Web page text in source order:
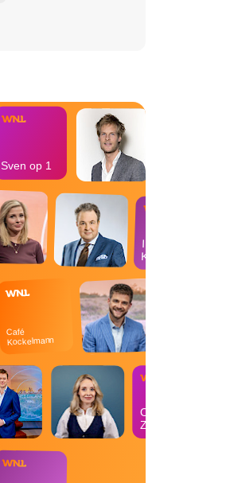
Op
Zondag
Café
Kockelmann
In de
Kantine
Sven op 1